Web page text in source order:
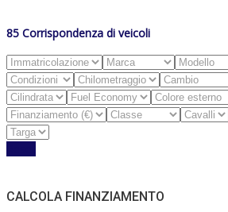
85 Corrispondenza di veicoli
CALCOLA FINANZIAMENTO